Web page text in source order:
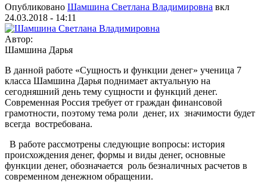
Опубликовано Шамшина Светлана Владимировна вкл
24.03.2018 - 14:11
Автор:
Шамшина Дарья
В данной работе «Сущность и функции денег» ученица 7
класса Шамшина Дарья поднимает актуальную на
сегодняшний день тему сущности и функций денег.
Современная Россия требует от граждан финансовой
грамотности, поэтому тема роли денег, их значимости будет
всегда востребована.
В работе рассмотрены следующие вопросы: история
происхождения денег, формы и виды денег, основные
функции денег, обозначается роль безналичных расчетов в
современном денежном обращении.